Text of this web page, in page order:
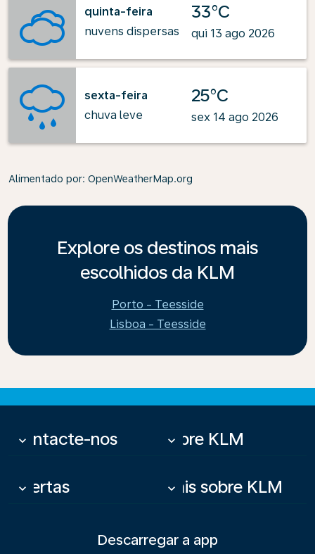
quinta-feira
nuvens dispersas
33°C
qui 13 ago 2026
sexta-feira
chuva leve
25°C
sex 14 ago 2026
Alimentado por: OpenWeatherMap.org
Explore os destinos mais
escolhidos da KLM
Porto - Teesside
Lisboa - Teesside
Contacte-nos
keyboard_arrow_down Sobre KLM
keyboard_arrow_down
Ofertas
keyboard_arrow_down Mais sobre KLM
keyboard_arrow_down
Descarregar a app